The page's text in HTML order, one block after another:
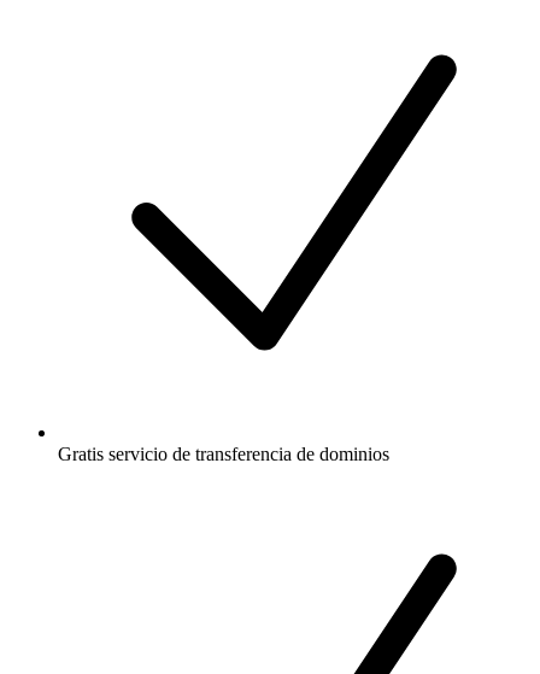
Gratis servicio de transferencia de dominios